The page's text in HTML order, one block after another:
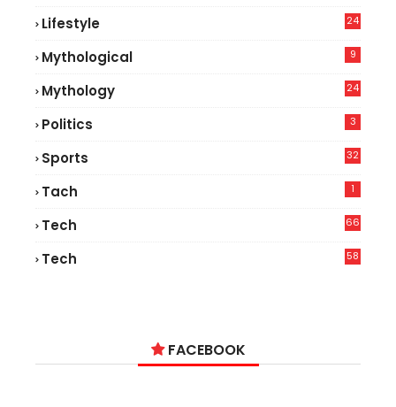
Lifestyle
24
Mythological 9
Mythology 24
Politics 3
Sports 32
Tach 1
Tech
66
Tech
58
FACEBOOK